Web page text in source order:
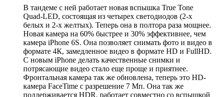
В тандеме с ней работает новая вспышка True Tone
Quad-LED, состоящая из четырех светодиодов (2-х
белых и 2-х желтых). Теперь она в полтора раза мощнее.
Новая камера на 60% быстрее и 30% эффективнее, чем
камера iPhone 6S. Она позволяет снимать фото и видео в
формате 4К, замедленное видео в формате HD и FullHD.
С новым iPhone делать качественные снимки и
потрясающие видео стало еще проще и приятнее.
Фронтальная камера так же обновлена, теперь это HD-
камера FaceTime с разрешение 7 Мп. Она так же
поддерживается HDR, работает совместно со вспышкой